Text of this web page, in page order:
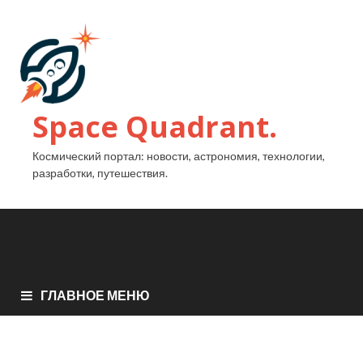
Space Quadrant.
Космический портал: новости, астрономия, технологии,
разработки, путешествия.
ГЛАВНОЕ МЕНЮ